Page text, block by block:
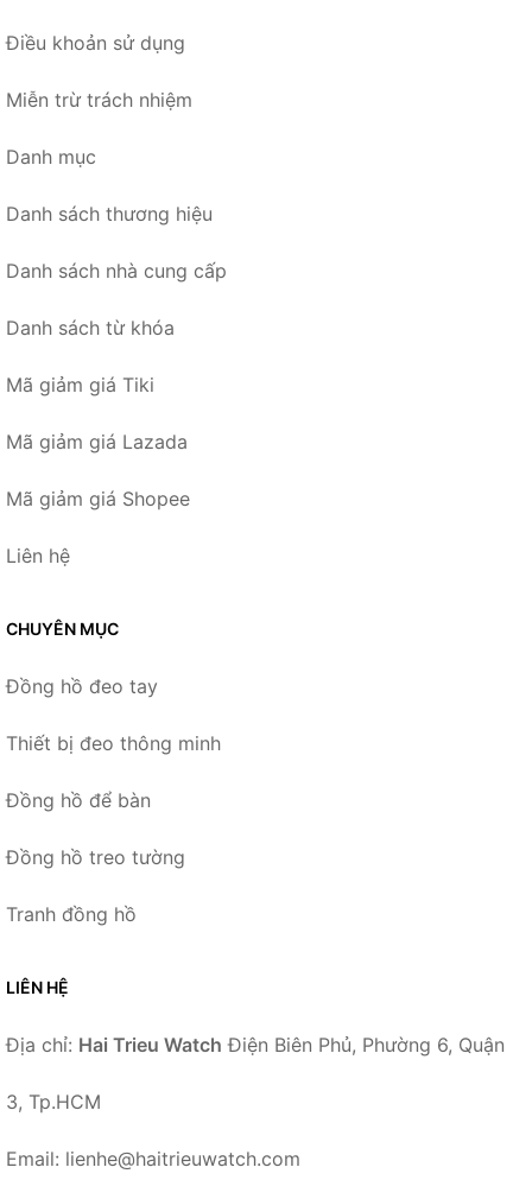
Điều khoản sử dụng
Miễn trừ trách nhiệm
Danh mục
Danh sách thương hiệu
Danh sách nhà cung cấp
Danh sách từ khóa
Mã giảm giá Tiki
Mã giảm giá Lazada
Mã giảm giá Shopee
Liên hệ
CHUYÊN MỤC
Đồng hồ đeo tay
Thiết bị đeo thông minh
Đồng hồ để bàn
Đồng hồ treo tường
Tranh đồng hồ
LIÊN HỆ
Địa chỉ: Hai Trieu Watch Điện Biên Phủ, Phường 6, Quận
3, Tp.HCM
Email: lienhe@haitrieuwatch.com